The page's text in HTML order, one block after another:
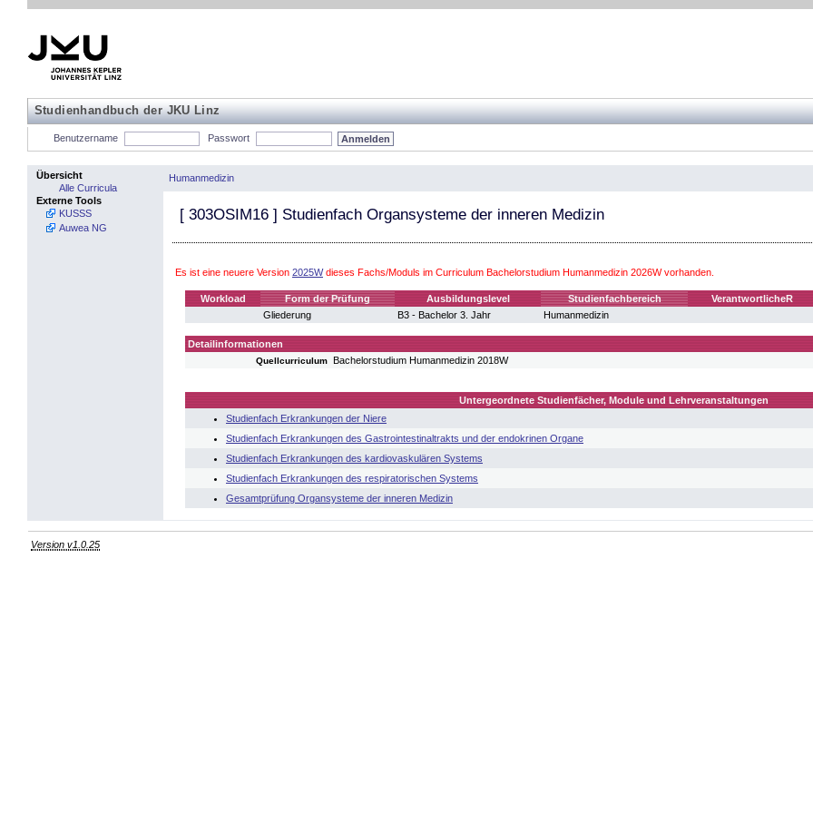
Studienhandbuch der JKU Linz
Benutzername Passwort
Übersicht
Alle Curricula
Externe Tools
KUSSS
Auwea NG
Humanmedizin
[ 303OSIM16 ] Studienfach Organsysteme der inneren Medizin
Es ist eine neuere Version 2025Wdieses Fachs/Moduls im Curriculum Bachelorstudium Humanmedizin 2026W vorhanden.
Workload Form der Prüfung Ausbildungslevel Studienfachbereich VerantwortlicheR
Gliederung
B3 - Bachelor 3. Jahr Humanmedizin
Detailinformationen
Quellcurriculum Bachelorstudium Humanmedizin 2018W
Untergeordnete Studienfächer, Module und Lehrveranstaltungen
Studienfach Erkrankungen der Niere
Studienfach Erkrankungen des Gastrointestinaltrakts und der endokrinen Organe
Studienfach Erkrankungen des kardiovaskulären Systems
Studienfach Erkrankungen des respiratorischen Systems
Gesamtprüfung Organsysteme der inneren Medizin
Version v1.0.25